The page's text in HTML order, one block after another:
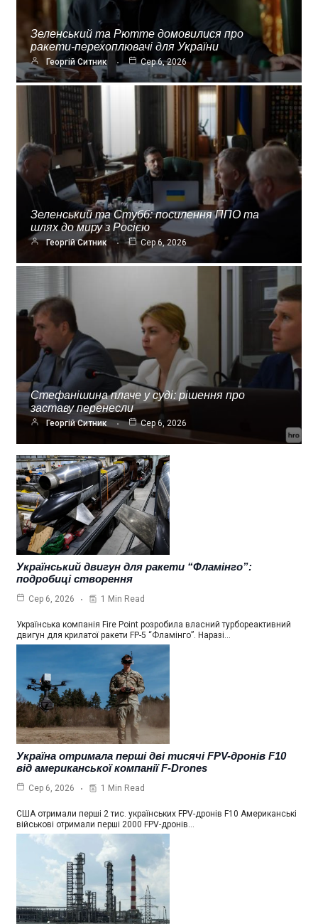
Зеленський та Рютте домовилися про
ракети-перехоплювачі для України
Георгій Ситник Сер 6, 2026
Зеленський та Стубб: посилення ППО та
шлях до миру з Росією
Георгій Ситник Сер 6, 2026
Стефанішина плаче у суді: рішення про
заставу перенесли
Георгій Ситник Сер 6, 2026
Український двигун для ракети “Фламінго”:
подробиці створення
Сер 6, 2026 1 Min Read
Українська компанія Fire Point розробила власний турбореактивний
двигун для крилатої ракети FP-5 “Фламінго”. Наразі…
Україна отримала перші дві тисячі FPV-дронів F10
від американської компанії F-Drones
Сер 6, 2026 1 Min Read
США отримали перші 2 тис. українських FPV-дронів F10 Американські
військові отримали перші 2000 FPV-дронів…